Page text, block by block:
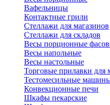
Вафельницы
Контактные грили
Стеллажи для магазинов
Стеллажи для складов
Весы порционные
Весы напольные
Весы настольные
Торговые прилавки для
Тестомесильные
Конвекционные печи
Шкафы пекарские